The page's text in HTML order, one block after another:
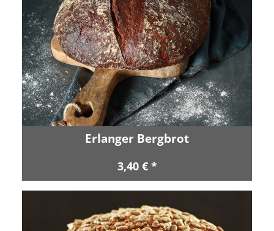
Erlanger Bergbrot
3,40 € *